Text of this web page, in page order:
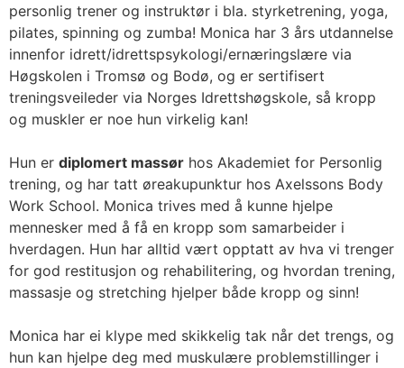
personlig trener og instruktør i bla. styrketrening, yoga,
pilates, spinning og zumba! Monica har 3 års utdannelse
innenfor idrett/idrettspsykologi/ernæringslære via
Høgskolen i Tromsø og Bodø, og er sertifisert
treningsveileder via Norges Idrettshøgskole, så kropp
og muskler er noe hun virkelig kan!
Hun er diplomert massør hos Akademiet for Personlig
trening, og har tatt øreakupunktur hos Axelssons Body
Work School. Monica trives med å kunne hjelpe
mennesker med å få en kropp som samarbeider i
hverdagen. Hun har alltid vært opptatt av hva vi trenger
for god restitusjon og rehabilitering, og hvordan trening,
massasje og stretching hjelper både kropp og sinn!
Monica har ei klype med skikkelig tak når det trengs, og
hun kan hjelpe deg med muskulære problemstillinger i